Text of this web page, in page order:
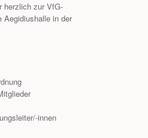
herzlich zur VfG-
Aegidiushalle in der
innen